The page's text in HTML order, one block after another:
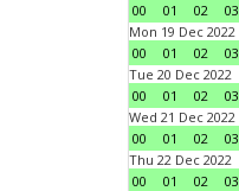
00
01 02 03
Mon 19 Dec 2022
00
01 02 03
Tue 20 Dec 2022
00
01 02 03
Wed 21 Dec 2022
00
01 02 03
Thu 22 Dec 2022
00
01 02 03